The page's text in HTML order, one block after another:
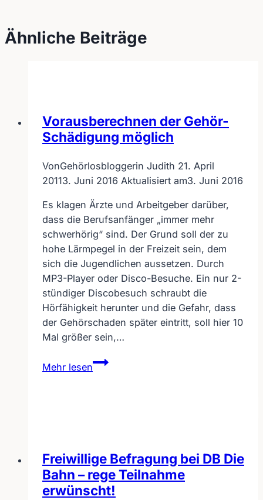
Ähnliche Beiträge
Vorausberechnen der Gehör-
Schädigung möglich
VonGehörlosbloggerin Judith 21. April
20113. Juni 2016 Aktualisiert am3. Juni 2016
Es klagen Ärzte und Arbeitgeber darüber,
dass die Berufsanfänger „immer mehr
schwerhörig“ sind. Der Grund soll der zu
hohe Lärmpegel in der Freizeit sein, dem
sich die Jugendlichen aussetzen. Durch
MP3-Player oder Disco-Besuche. Ein nur 2-
stündiger Discobesuch schraubt die
Hörfähigkeit herunter und die Gefahr, dass
der Gehörschaden später eintritt, soll hier 10
Mal größer sein,…
Mehr lesen
Vorausberechnen
der
Freiwillige Befragung bei DB Die
Bahn – rege Teilnahme
erwünscht!